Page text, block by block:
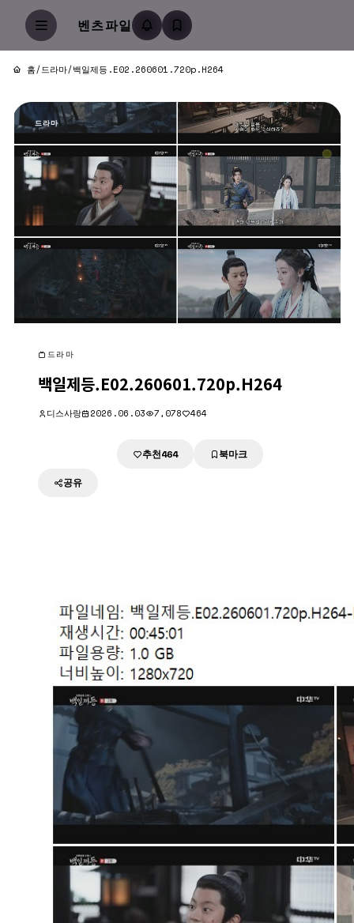
벤츠파일
홈/드라마/백일제등.E02.260601.720p.H264
드라마
드라마
백일제등.E02.260601.720p.H264
디스사랑 2026.06.03 7,078 464
추천464 북마크
공유